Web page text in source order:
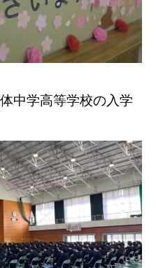
中学高等学校の入学